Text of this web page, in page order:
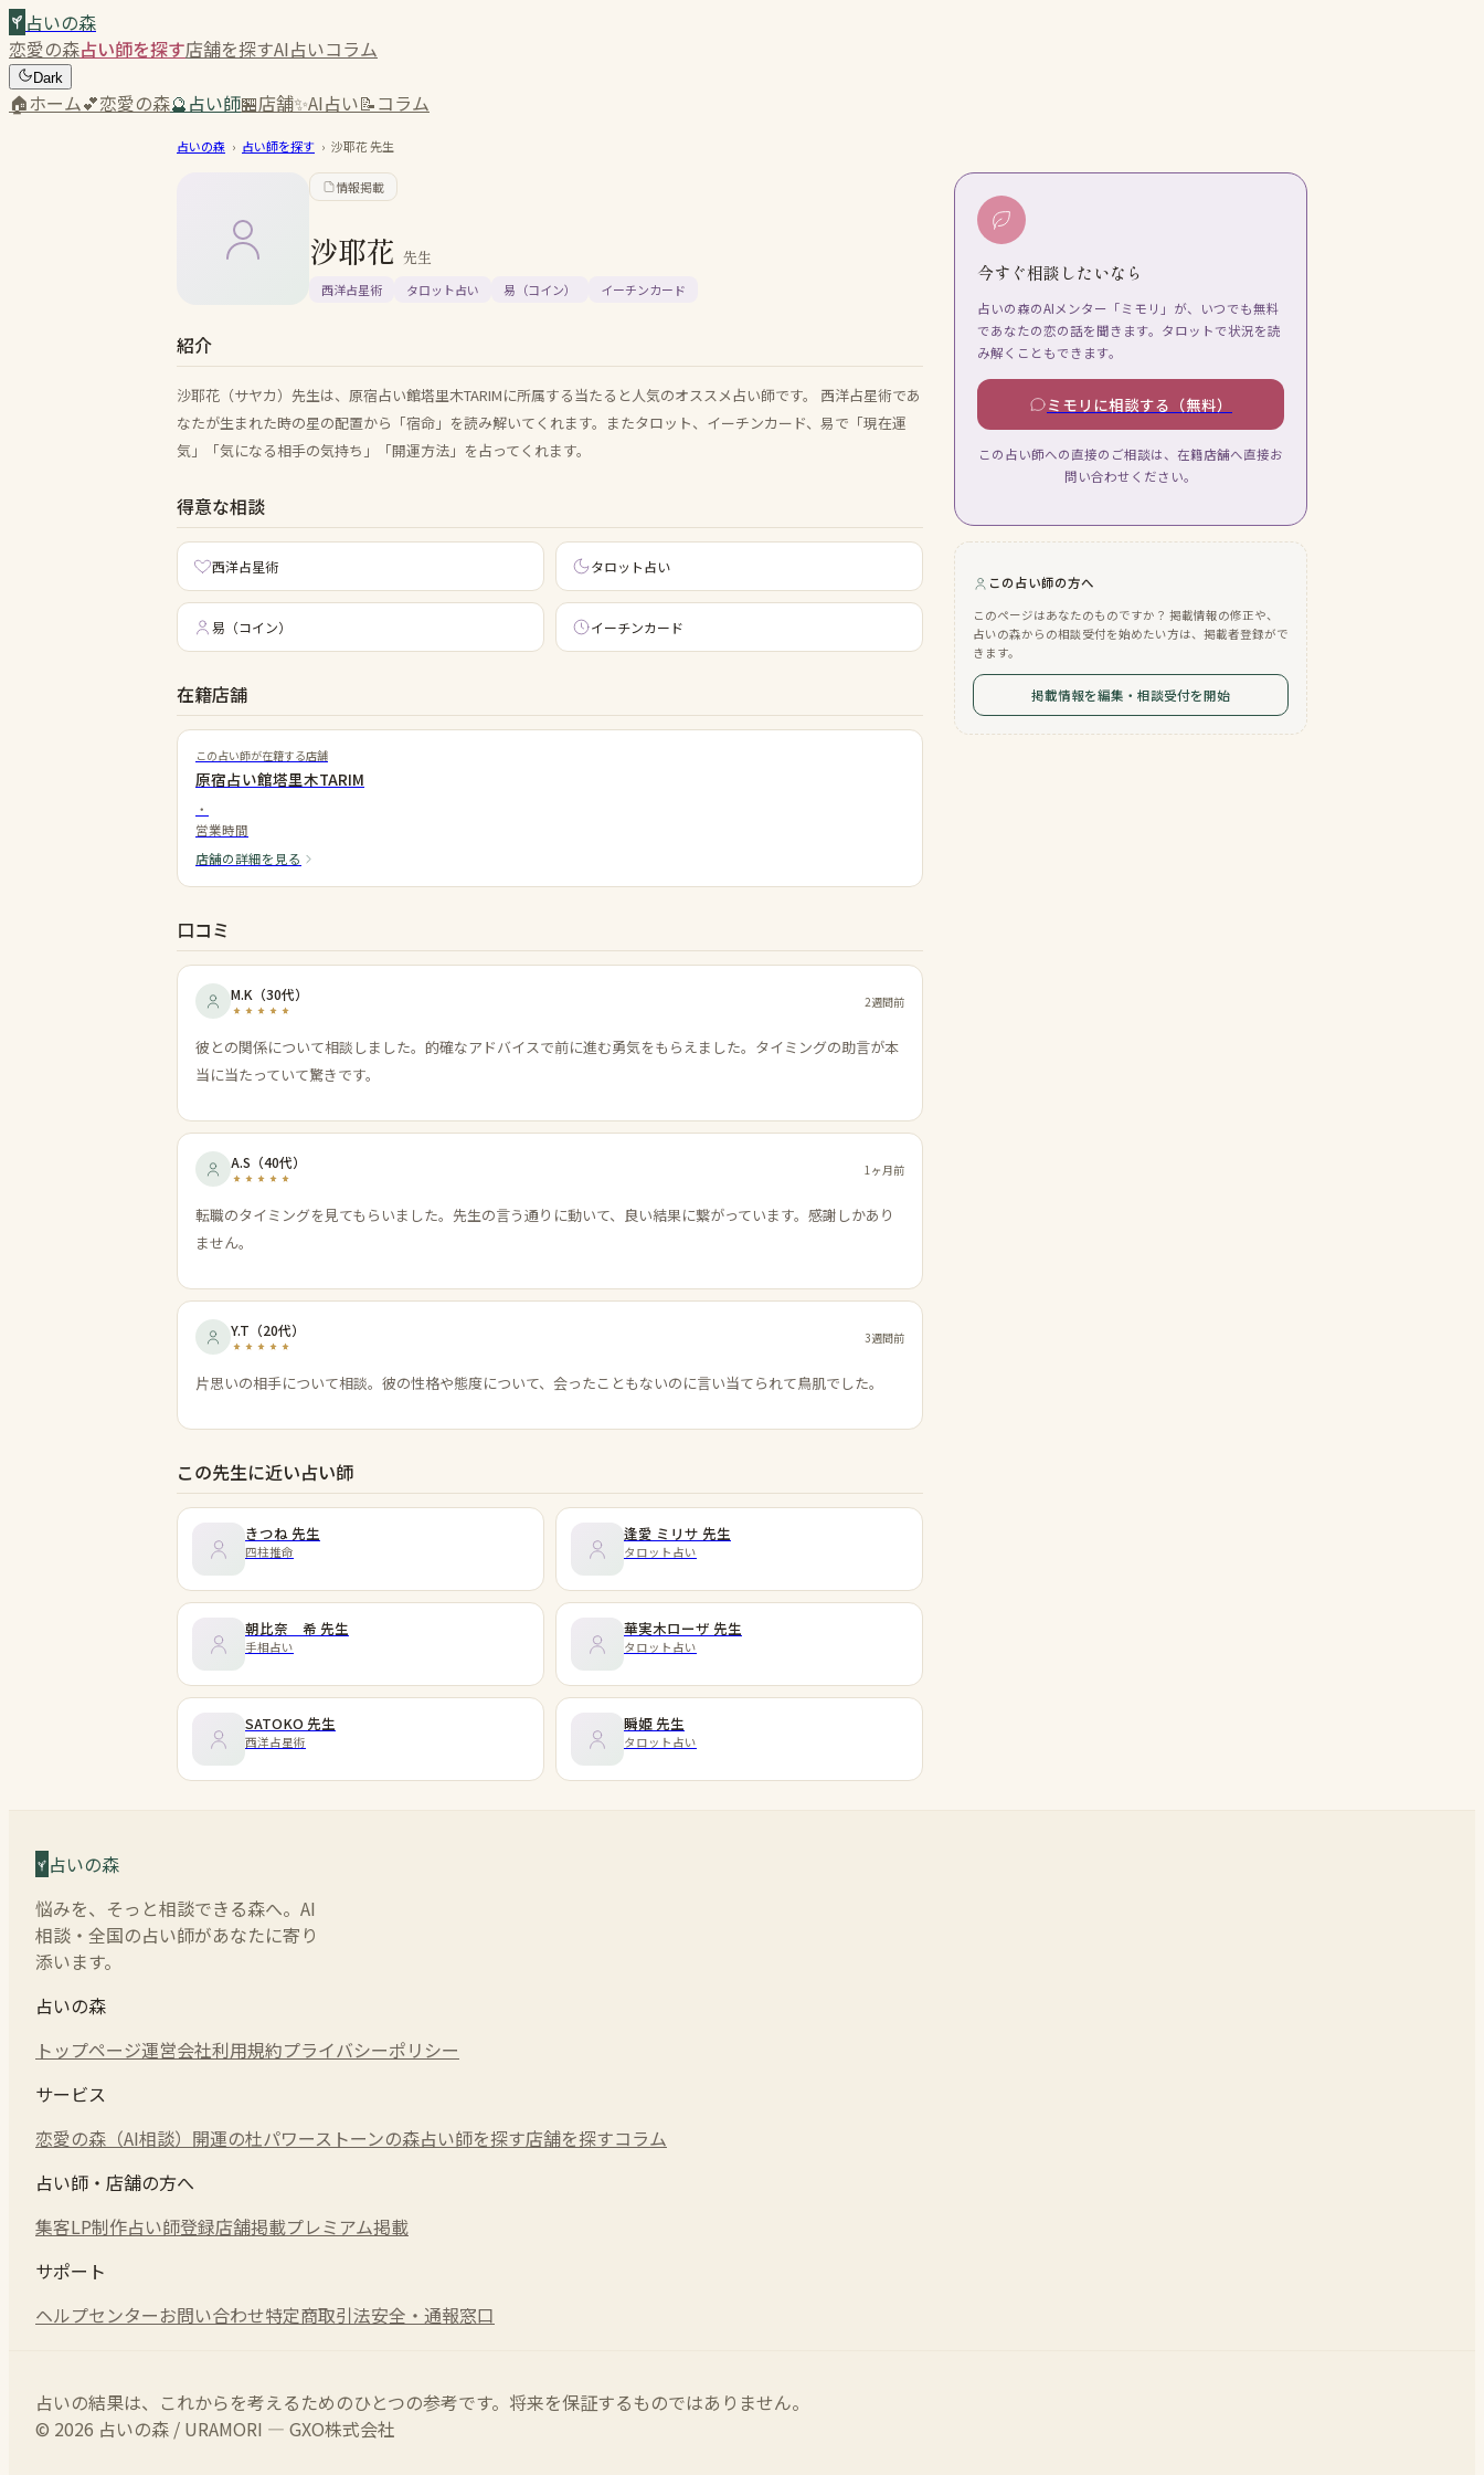
占いの森
恋愛の森占い師を探す店舗を探すAI占いコラム
Dark
🏠ホーム💕恋愛の森🔮占い師🏪店舗✨AI占い📝コラム
占いの森 › 占い師を探す › 沙耶花先生
情報掲載
沙耶花 先生
西洋占星術 タロット占い 易（コイン） イーチンカード
紹介
沙耶花（サヤカ）先生は、原宿占い館塔里木TARIMに所属する当たると人気のオススメ占い師です。 西洋占星術であ
なたが生まれた時の星の配置から「宿命」を読み解いてくれます。またタロット、イーチンカード、易で「現在運
気」「気になる相手の気持ち」「開運方法」を占ってくれます。
得意な相談
西洋占星術 タロット占い
易（コイン） イーチンカード
在籍店舗
この占い師が在籍する店舗
原宿占い館塔里木TARIM
・
営業時間
店舗の詳細を見る
口コミ
M.K （30代） 2週間前
彼との関係について相談しました。的確なアドバイスで前に進む勇気をもらえました。タイミングの助言が本
当に当たっていて驚きです。
A.S （40代） 1ヶ月前
転職のタイミングを見てもらいました。先生の言う通りに動いて、良い結果に繋がっています。感謝しかあり
ません。
Y.T （20代） 3週間前
片思いの相手について相談。彼の性格や態度について、会ったこともないのに言い当てられて鳥肌でした。
この先生に近い占い師
きつね 先生
四柱推命
逢愛 ミリサ 先生
タロット占い
朝比奈 希 先生
手相占い
華実木ローザ 先生
タロット占い
SATOKO 先生
西洋占星術
瞬姫 先生
タロット占い
今すぐ相談したいなら
占いの森のAIメンター「ミモリ」が、いつでも無料
であなたの恋の話を聞きます。タロットで状況を読
み解くこともできます。
ミモリに相談する（無料）
この占い師への直接のご相談は、在籍店舗へ直接お
問い合わせください。
この占い師の方へ
このページはあなたのものですか？ 掲載情報の修正や、
占いの森からの相談受付を始めたい方は、掲載者登録がで
きます。
掲載情報を編集・相談受付を開始
占いの森
悩みを、そっと相談できる森へ。AI
相談・全国の占い師があなたに寄り
添います。
占いの森
トップページ運営会社利用規約プライバシーポリシー
サービス
恋愛の森（AI相談） 開運の杜パワーストーンの森占い師を探す店舗を探すコラム
占い師・店舗の方へ
集客LP制作占い師登録店舗掲載プレミアム掲載
サポート
ヘルプセンターお問い合わせ特定商取引法安全・通報窓口
占いの結果は、これからを考えるためのひとつの参考です。将来を保証するものではありません。
© 2026 占いの森 / URAMORI — GXO株式会社